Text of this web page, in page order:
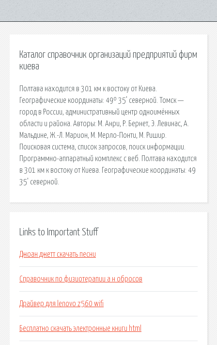
Каталог справочник организаций предприятий фирм
киева
Полтава находится в 301 км к востоку от Киева.
Географические координаты: 49º 35’ северной. Томск —
город в России, административный центр одноимённых
области и района. Авторы: М. Анри, Р. Бернет, Э. Левинас, А.
Мальдине, Ж.-Л. Марион, М. Мерло-Понти, М. Ришир.
Поисковая сиcтема, список запросов, поиск информации.
Программно-аппаратный комплекс с веб. Полтава находится
в 301 км к востоку от Киева. Географические координаты: 49
35’ северной.
Links to Important Stuff
Джоан джетт скачать песни
Справочник по физиотерапии а н обросов
Драйвер для lenovo z560 wifi
Бесплатно скачать электронные книги html